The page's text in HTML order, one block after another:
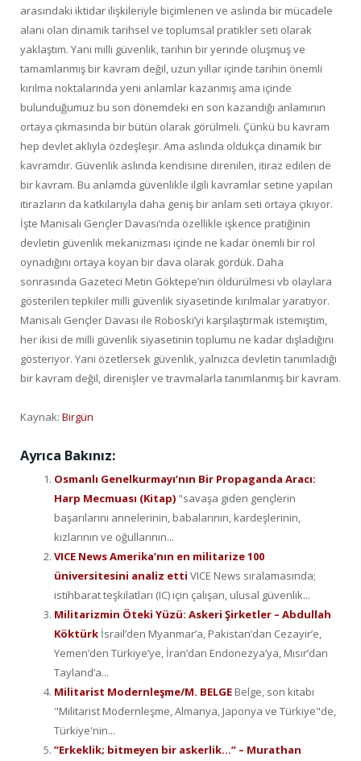
arasındaki iktidar ilişkileriyle biçimlenen ve aslında bir mücadele
alanı olan dinamik tarihsel ve toplumsal pratikler seti olarak
yaklaştım. Yani milli güvenlik, tarihin bir yerinde oluşmuş ve
tamamlanmış bir kavram değil, uzun yıllar içinde tarihin önemli
kırılma noktalarında yeni anlamlar kazanmış ama içinde
bulunduğumuz bu son dönemdeki en son kazandığı anlamının
ortaya çıkmasında bir bütün olarak görülmeli. Çünkü bu kavram
hep devlet aklıyla özdeşleşir. Ama aslında oldukça dinamik bir
kavramdır. Güvenlik aslında kendisine direnilen, itiraz edilen de
bir kavram. Bu anlamda güvenlikle ilgili kavramlar setine yapılan
itirazların da katkılarıyla daha geniş bir anlam seti ortaya çıkıyor.
İşte Manisalı Gençler Davası’nda özellikle işkence pratiğinin
devletin güvenlik mekanizması içinde ne kadar önemli bir rol
oynadığını ortaya koyan bir dava olarak gördük. Daha
sonrasında Gazeteci Metin Göktepe’nin öldürülmesi vb olaylara
gösterilen tepkiler milli güvenlik siyasetinde kırılmalar yaratıyor.
Manisalı Gençler Davası ile Roboski’yi karşılaştırmak istemiştim,
her ikisi de milli güvenlik siyasetinin toplumu ne kadar dışladığını
gösteriyor. Yani özetlersek güvenlik, yalnızca devletin tanımladığı
bir kavram değil, direnişler ve travmalarla tanımlanmış bir kavram.
Kaynak: Birgün
Ayrıca Bakınız:
Osmanlı Genelkurmayı’nın Bir Propaganda Aracı:
Harp Mecmuası (Kitap) "savaşa giden gençlerin
başarılarını annelerinin, babalarının, kardeşlerinin,
kızlarının ve oğullarının...
VICE News Amerika’nın en militarize 100
üniversitesini analiz etti VICE News sıralamasında;
istihbarat teşkilatları (IC) için çalışan, ulusal güvenlik...
Militarizmin Öteki Yüzü: Askeri Şirketler – Abdullah
Köktürk İsrail’den Myanmar’a, Pakistan’dan Cezayir’e,
Yemen’den Türkiye’ye, İran’dan Endonezya’ya, Mısır’dan
Tayland’a...
Militarist Modernleşme/M. BELGE Belge, son kitabı
"Militarist Modernleşme, Almanya, Japonya ve Türkiye"de,
Türkiye'nin...
”Erkeklik; bitmeyen bir askerlik…” – Murathan